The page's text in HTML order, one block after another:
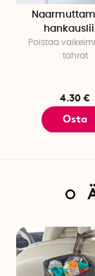
Poistaa
tahrat
4.30 €
Osta